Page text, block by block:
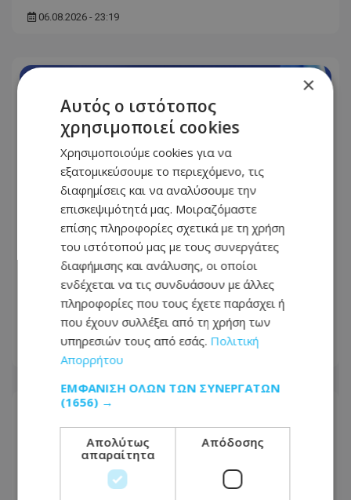
06.08.2026 - 23:19
Γκουτέρες: Οι επιθέσεις κατά αμάχων
σε Ουκρανία και Ρωσία πρέπει να
σταματήσουν αμέσως
06.08.2026 - 22:30
×
Αυτός ο ιστότοπος
χρησιμοποιεί cookies
Χρησιμοποιούμε cookies για να
εξατομικεύσουμε το περιεχόμενο, τις
διαφημίσεις και να αναλύσουμε την
επισκεψιμότητά μας. Μοιραζόμαστε
επίσης πληροφορίες σχετικά με τη χρήση
του ιστότοπού μας με τους συνεργάτες
διαφήμισης και ανάλυσης, οι οποίοι
ενδέχεται να τις συνδυάσουν με άλλες
πληροφορίες που τους έχετε παράσχει ή
που έχουν συλλέξει από τη χρήση των
υπηρεσιών τους από εσάς. Πολιτική
Απορρήτου
ΕΜΦΆΝΙΣΗ ΌΛΩΝ ΤΩΝ ΣΥΝΕΡΓΑΤΏΝ
(1656) →
Απολύτως
απαραίτητα
Απόδοσης